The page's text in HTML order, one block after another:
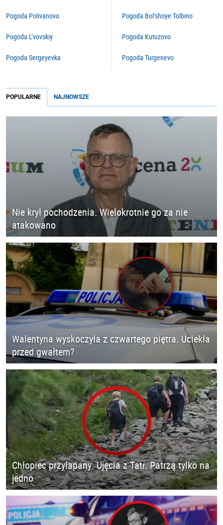
Pogoda Polivanovo
Pogoda L’vovskiy
Pogoda Sergeyevka
Pogoda Bol’shoye Tolbino
Pogoda Kutuzovo
Pogoda Turgenevo
POPULARNE NAJNOWSZE
Nie krył pochodzenia. Wielokrotnie go za nie
atakowano
Walentyna wyskoczyła z czwartego piętra. Uciekła
przed gwałtem?
Chłopiec przyłapany. Ujęcia z Tatr. Patrzą tylko na
jedno